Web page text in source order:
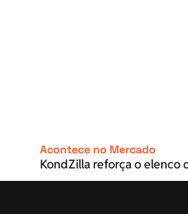
Acontece no Mercado
KondZilla reforça o elenco